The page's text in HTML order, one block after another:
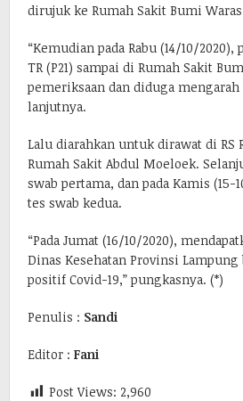
dirujuk ke Rumah Sakit Bumi
“Kemudian pada Rabu (14/10/
TR (P21) sampai di Rumah Sakit
pemeriksaan dan diduga mengarah
lanjutnya.
Lalu diarahkan untuk dirawat di RS
Rumah Sakit Abdul Moeloek.
swab pertama, dan pada Kamis (15-
tes swab kedua.
“Pada Jumat (16/10/2020),
Dinas Kesehatan Provinsi
positif Covid-19,” pungkasnya. (*)
Penulis : Sandi
Editor : Fani
Post Views: 2,960